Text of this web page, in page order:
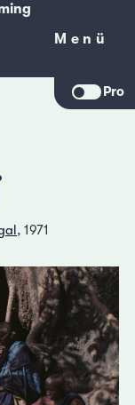
Menü
Menü
Pro
, 1971